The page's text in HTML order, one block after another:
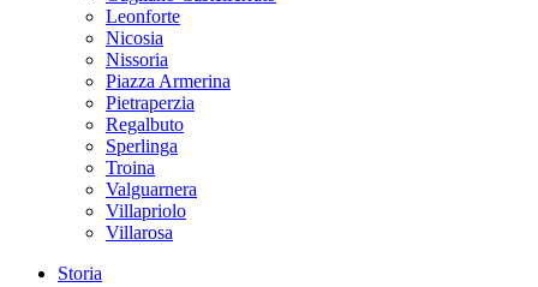
Leonforte
Nicosia
Nissoria
Piazza Armerina
Pietraperzia
Regalbuto
Sperlinga
Troina
Valguarnera
Villapriolo
Villarosa
Storia